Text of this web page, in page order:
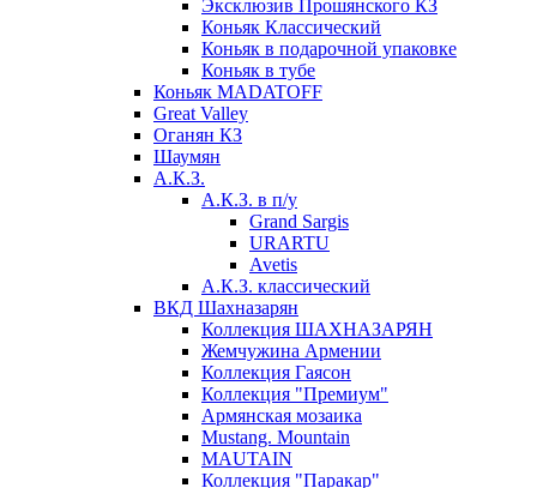
Эксклюзив Прошянского КЗ
Коньяк Классический
Коньяк в подарочной упаковке
Коньяк в тубе
Коньяк MADATOFF
Great Valley
Оганян КЗ
Шаумян
А.К.З.
А.К.З. в п/у
Grand Sargis
URARTU
Avetis
А.К.З. классический
ВКД Шахназарян
Коллекция ШАХНАЗАРЯН
Жемчужина Армении
Коллекция Гаясон
Коллекция "Премиум"
Армянская мозаика
Mustang. Mountain
MAUTAIN
Коллекция "Паракар"